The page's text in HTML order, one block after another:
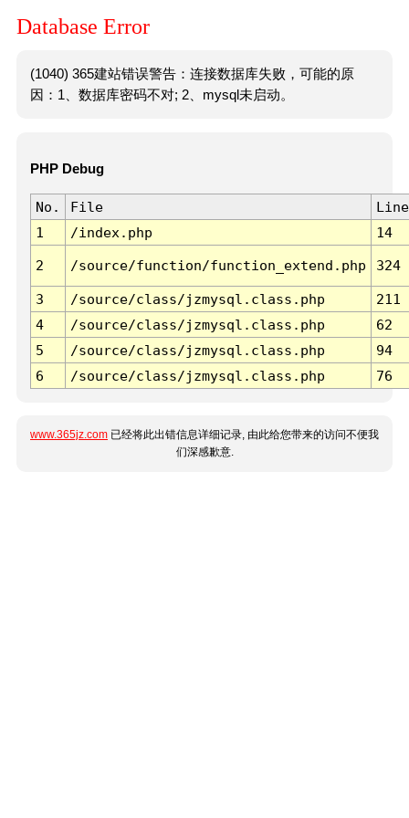
Database Error
(1040) 365建站错误警告：连接数据库失败，可能的原
因：1、数据库密码不对; 2、mysql未启动。
PHP Debug
No. File
Line
1
/index.php 14
2 /source/function/function_extend.php 324
3 /source/class/jzmysql.class.php
211
4
/source/class/jzmysql.class.php
62
5
/source/class/jzmysql.class.php
94
6
/source/class/jzmysql.class.php 76
www.365jz.com 已经将此出错信息详细记录, 由此给您带来的访问不便我
们深感歉意.